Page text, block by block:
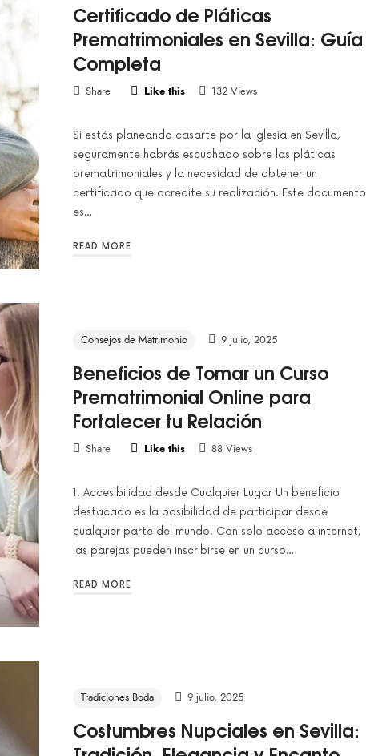
Certificado de Pláticas
Prematrimoniales en Sevilla: Guía
Completa
Share Like this 132 Views
Si estás planeando casarte por la Iglesia en Sevilla,
seguramente habrás escuchado sobre las pláticas
prematrimoniales y la necesidad de obtener un
certificado que acredite su realización. Este documento
es…
READ MORE
Consejos de Matrimonio 9 julio, 2025
Beneficios de Tomar un Curso
Prematrimonial Online para
Fortalecer tu Relación
Share Like this 88 Views
1. Accesibilidad desde Cualquier Lugar Un beneficio
destacado es la posibilidad de participar desde
cualquier parte del mundo. Con solo acceso a internet,
las parejas pueden inscribirse en un curso…
READ MORE
Tradiciones Boda 9 julio, 2025
Costumbres Nupciales en Sevilla: